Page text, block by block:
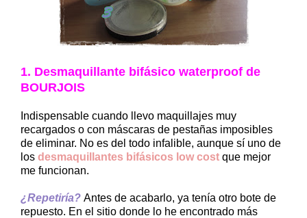
1. Desmaquillante bifásico waterproof de
BOURJOIS
Indispensable cuando llevo maquillajes muy
recargados o con máscaras de pestañas imposibles
de eliminar. No es del todo infalible, aunque sí uno de
los desmaquillantes bifásicos low cost que mejor
me funcionan.
¿Repetiría? Antes de acabarlo, ya tenía otro bote de
repuesto. En el sitio donde lo he encontrado más